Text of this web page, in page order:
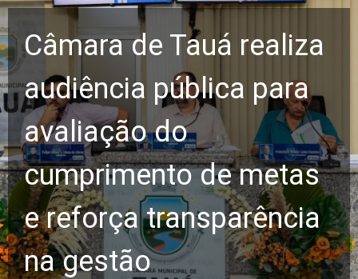
Câmara de Tauá realiza
audiência pública para
avaliação do
cumprimento de metas
e reforça transparência
na gestão